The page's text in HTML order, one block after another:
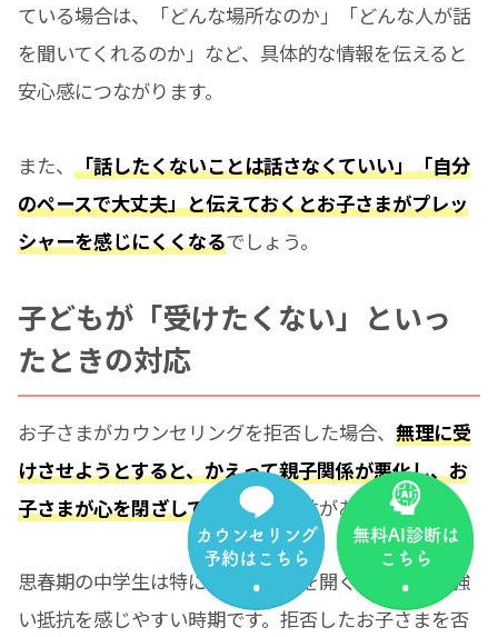
ている場合は、「どんな場所なのか」「どんな人が話
を聞いてくれるのか」など、具体的な情報を伝えると
安心感につながります。
また、「話したくないことは話さなくていい」「自分
のペースで大丈夫」と伝えておくとお子さまがプレッ
シャーを感じにくくなるでしょう。
子どもが「受けたくない」といっ
たときの対応
お子さまがカウンセリングを拒否した場合、無理に受
けさせようとすると、かえって親子関係が悪化し、お
子さまが心を閉ざしてしまう可能性があります。
思春期の中学生は特に、他者に心を開くこと自体に強
い抵抗を感じやすい時期です。拒否したお子さまを否
カウンセリング
予約はこちら
無料AI診断は
こちら